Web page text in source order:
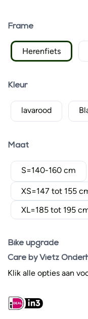
Frame
Herenfiets
Kleur
lavarood
Maat
S=140-160 cm
XS=147 tot 155
XL=185 tot 195
Bike upgrade
Care by Vietz
Klik alle opties aan